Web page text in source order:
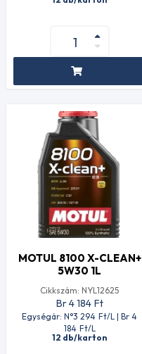
MOTUL 8100 X-CLEAN+
5W30 1L
Cikkszám: NYL12625
Br 4 184 Ft
Egységár: N°3 294 Ft/L | Br 4
184 Ft/L
12 db/karton